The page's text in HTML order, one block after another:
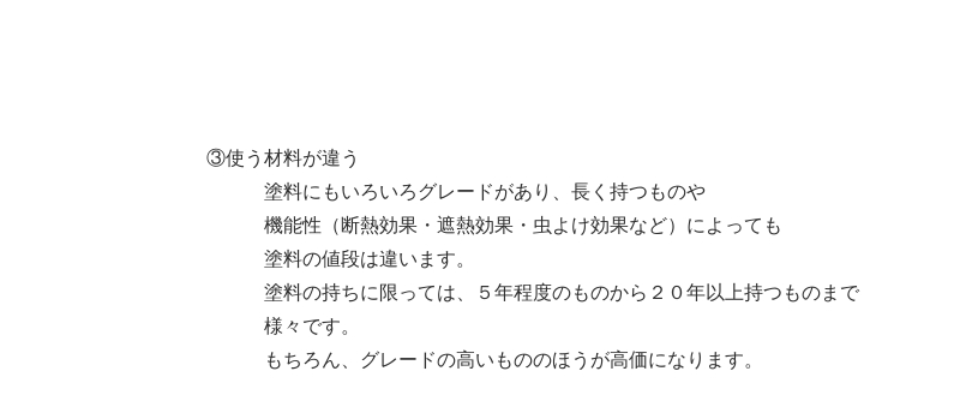
③使う材料が違う
塗料にもいろいろグレードがあり、長く持つものや
機能性（断熱効果・遮熱効果・虫よけ効果など）によっても
塗料の値段は違います。
塗料の持ちに限っては、５年程度のものから２０年以上持つものまで
様々です。
もちろん、グレードの高いもののほうが高価になります。